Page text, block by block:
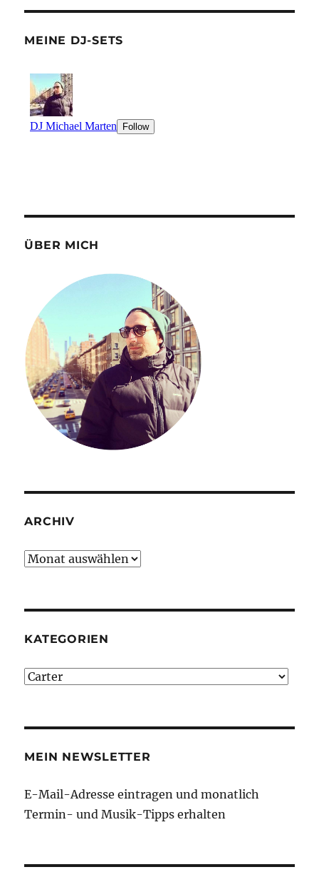
MEINE DJ-SETS
ÜBER MICH
ARCHIV
Archiv
KATEGORIEN
Kategorien
MEIN NEWSLETTER
E-Mail-Adresse eintragen und monatlich
Termin- und Musik-Tipps erhalten